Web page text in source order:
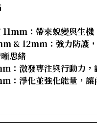
類水晶】
緣類水晶】
珠徑】
13mm 珠徑】
11mm：帶來蛻變與生
& 12mm：強力防護
思緒
：激發專注與行動力，
：淨化並強化能量，讓